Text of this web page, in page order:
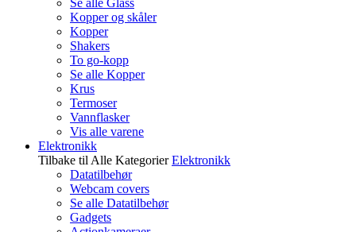
Se alle Glass
Kopper og skåler
Kopper
Shakers
To go-kopp
Se alle Kopper
Krus
Termoser
Vannflasker
Vis alle varene
Elektronikk
Tilbake til Alle Kategorier Elektronikk
Datatilbehør
Webcam covers
Se alle Datatilbehør
Gadgets